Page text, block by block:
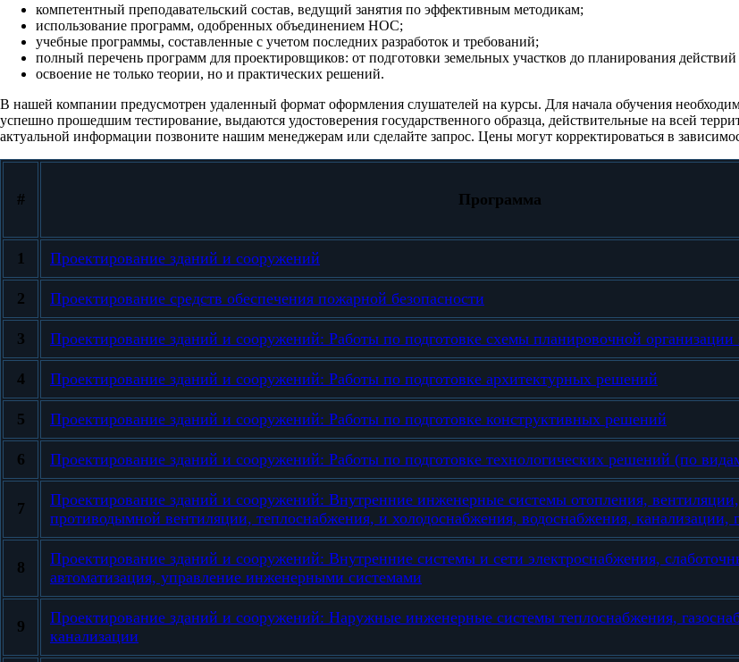
компетентный преподавательский состав, ведущий занятия по эффективным методикам;
использование программ, одобренных объединением НОС;
учебные программы, составленные с учетом последних разработок и требований;
полный перечень программ для проектировщиков: от подготовки земельных участков до планирования
освоение не только теории, но и практических решений.
В нашей компании предусмотрен удаленный формат оформления слушателей на курсы. Для начала обучения
успешно прошедшим тестирование, выдаются удостоверения государственного образца, действительные на всей
актуальной информации позвоните нашим менеджерам или сделайте запрос. Цены могут корректироваться в
# Программа
1 Проектирование зданий и сооружений
2 Проектирование средств обеспечения пожарной безопасности
3 Проектирование зданий и сооружений: Работы по подготовке схемы планировочной организации
4 Проектирование зданий и сооружений: Работы по подготовке архитектурных решений
5 Проектирование зданий и сооружений: Работы по подготовке конструктивных решений
6 Проектирование зданий и сооружений: Работы по подготовке технологических решений (по
7
Проектирование зданий и сооружений: Внутренние инженерные системы отопления,
противодымной вентиляции, теплоснабжения, и холодоснабжения, водоснабжения, канализации,
8
Проектирование зданий и сооружений: Внутренние системы и сети электроснабжения,
автоматизация, управление инженерными системами
9
Проектирование зданий и сооружений: Наружные инженерные системы теплоснабжения,
канализации